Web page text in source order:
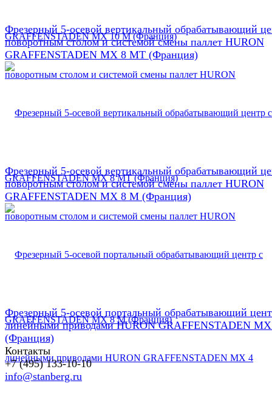
Фрезерный 5-осевой вертикальный обрабатывающий
поворотным столом и системой смены паллет HURON
GRAFFENSTADEN МX 8 МТ (Франция)
Фрезерный 5-осевой вертикальный обрабатывающий
поворотным столом и системой смены паллет HURON
GRAFFENSTADEN МX 8 М (Франция)
Фрезерный 5-осевой портальный обрабатывающий
линейными приводами HURON GRAFFENSTADEN
(Франция)
Контакты
+7 (495) 133-10-10
info@stanberg.ru